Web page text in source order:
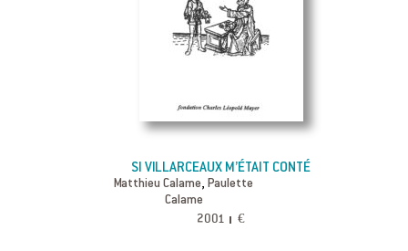
SI VILLARCEAUX M’ÉTAIT CONTÉ
Matthieu Calame,Paulette
Calame
2001 €